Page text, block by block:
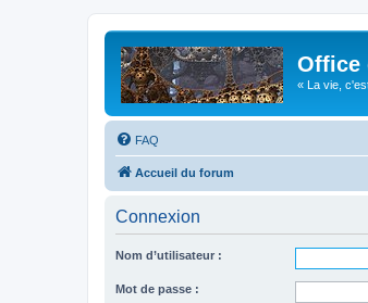
Office
« La vie,
FAQ
Accueil du forum
Connexion
Nom d’utilisateur :
Mot de passe :